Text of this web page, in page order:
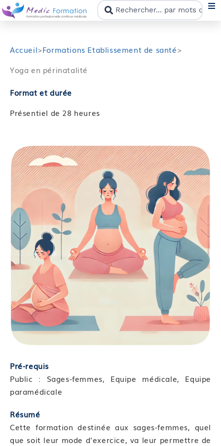
Accueil>Formations Etablissement de santé>
Yoga en périnatalité
Format et durée
Présentiel de 28 heures
Pré-requis
Public : Sages-femmes, Equipe médicale, Equipe
paramédicale
Résumé
Cette formation destinée aux sages-femmes, quel
que soit leur mode d'exercice, va leur permettre de